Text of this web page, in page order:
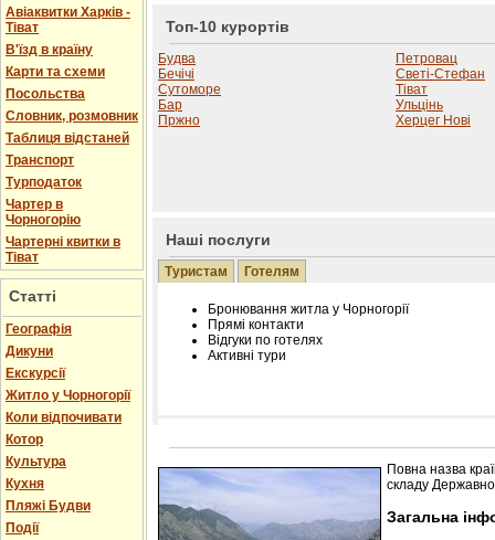
Авіаквитки Харків -
Тіват
В'їзд в країну
Карти та схеми
Посольства
Словник, розмовник
Таблиця відстаней
Транспорт
Турподаток
Чартер в
Чорногорію
Чартерні квитки в
Тіват
Статті
Географія
Дикуни
Екскурсії
Житло у Чорногорії
Коли відпочивати
Котор
Культура
Кухня
Пляжі Будви
Події
Топ-10 курортів
Будва
Бечічі
Сутоморе
Бар
Пржно
Петровац
Светі-Стефан
Тіват
Ульцінь
Херцег Нові
Наші послуги
Туристам Готелям
Бронювання житла у Чорногорії
Прямі контакти
Відгуки по готелях
Активні тури
Розміщення інформації про готель на
Редагування інформації і цін на вимогу
Лічільник відвідувачів
Повна назва
складу
Загальна